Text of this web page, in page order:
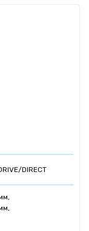
DIRECT